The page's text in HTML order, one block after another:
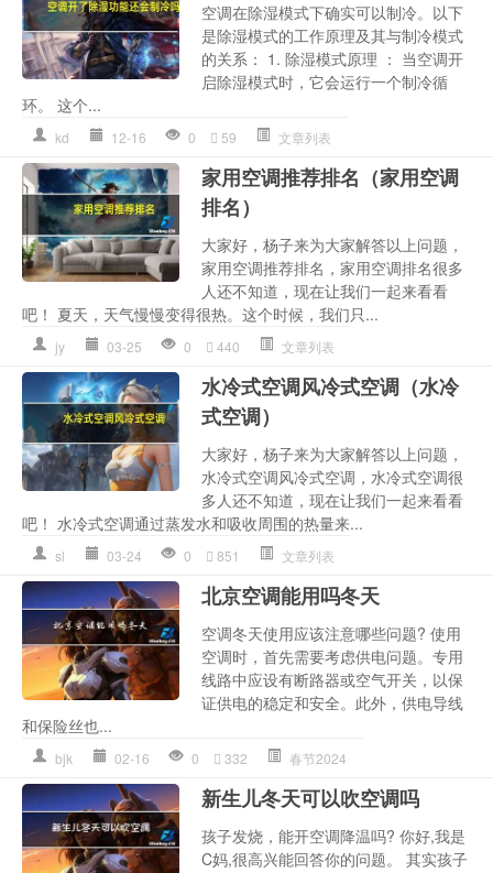
空调在除湿模式下确实可以制冷。以下
是除湿模式的工作原理及其与制冷模式
的关系： 1. 除湿模式原理 ： 当空调开
启除湿模式时，它会运行一个制冷循
环。 这个...
kd 12-16 0 59 文章列表
家用空调推荐排名（家用空调
排名）
大家好，杨子来为大家解答以上问题，
家用空调推荐排名，家用空调排名很多
人还不知道，现在让我们一起来看看
吧！ 夏天，天气慢慢变得很热。这个时候，我们只...
jy 03-25 0 440 文章列表
水冷式空调风冷式空调（水冷
式空调）
大家好，杨子来为大家解答以上问题，
水冷式空调风冷式空调，水冷式空调很
多人还不知道，现在让我们一起来看看
吧！ 水冷式空调通过蒸发水和吸收周围的热量来...
sl 03-24 0 851 文章列表
北京空调能用吗冬天
空调冬天使用应该注意哪些问题? 使用
空调时，首先需要考虑供电问题。专用
线路中应设有断路器或空气开关，以保
证供电的稳定和安全。此外，供电导线
和保险丝也...
bjk 02-16 0 332 春节2024
新生儿冬天可以吹空调吗
孩子发烧，能开空调降温吗? 你好,我是
C妈,很高兴能回答你的问题。 其实孩子